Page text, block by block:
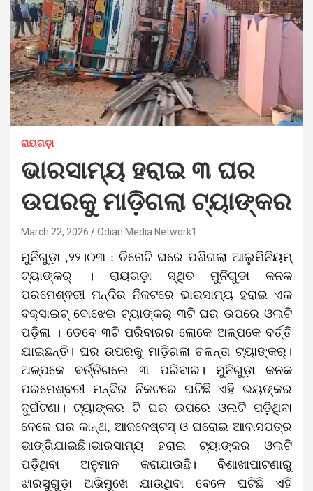
ରାୟଗଡ଼ା
ଭାରସାମ୍ୟ ହରାଇ ୩ ଘର
ଉପରକୁ ମାଡ଼ିଗଲା ଟ୍ୟାଙ୍କର
March 22, 2026 Odian Media Network1
ମୁନିଗୁଡ଼ା ,୨୨।୦୩ : ତିନୋଟି ଘରେ ପଶିଗଲା ଆଲୁମିନିୟମ୍
ଟ୍ୟାଙ୍କର୍ । ରାୟଗଡ଼ା ସ୍ଥିତ ମୁନିଗୁଡା କନକ
ପରମେଶ୍ଵରୀ ମନ୍ଦିର ନିକଟରେ ଭାରସାମ୍ୟ ହରାଇ ଏକ
ବକ୍ସାଇଟ୍ ବୋଝେଇ ଟ୍ୟାଙ୍କର୍ ୩ଟି ଘର ଉପରେ ଓଲଟି
ପଡ଼ିଲା । ତେବେ ୩ଟି ପରିବାରର ଲୋକେ ଅଳ୍ପକେ ବର୍ତ୍ତି
ଯାଇଛନ୍ତି। ଘର ଉପରକୁ ମାଡ଼ିଗଲା ଚଳନ୍ତା ଟ୍ୟାଙ୍କର୍।
ଅଳ୍ପକେ ବର୍ତ୍ତିଗଲେ ୩ ପରିବାର। ମୁନିଗୁଡ଼ା କନକ
ପରମେଶ୍ବରୀ ମନ୍ଦିର ନିକଟରେ ଘଟିଛି ଏହି ଭୟଙ୍କର
ଦୁର୍ଘଟଣା। ଟ୍ୟାଙ୍କର ଟି ଘର ଉପରେ ଓଲଟି ପଡ଼ିଥିବା
ବେଳେ ଘର କାନ୍ଥ, ଆଜବେଷ୍ଟସ୍ ଓ ଘରୋଇ ଆବାସପତ୍ର
ଭାଙ୍ଗିଯାଇଛି।ଭାରସାମ୍ୟ ହରାଇ ଟ୍ୟାଙ୍କର ଓଲଟି
ପଡ଼ିଥିବା ଅନୁମାନ କରାଯାଉଛି। ବିଶାଖାପାଟଣାରୁ
ଝାରସୁଗୁଡ଼ା ଅଭିମୁଖେ ଯାଉଥିବା ବେଳେ ଘଟିଛି ଏହି